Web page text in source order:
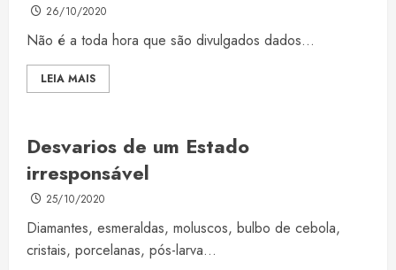
26/10/2020
Não é a toda hora que são divulgados dados...
LEIA MAIS
Desvarios de um Estado
irresponsável
25/10/2020
Diamantes, esmeraldas, moluscos, bulbo de cebola,
cristais, porcelanas, pós-larva...